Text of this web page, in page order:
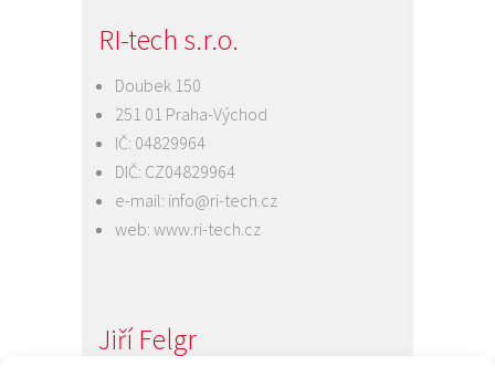
RI-tech s.r.o.
Doubek 150
251 01 Praha-Východ
IČ: 04829964
DIČ: CZ04829964
e-mail: info@ri-tech.cz
web: www.ri-tech.cz
Jiří Felgr